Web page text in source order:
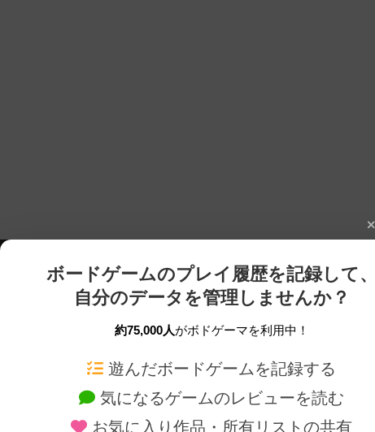
ボードゲームのプレイ履歴を記録して、
自分のデータを管理しませんか？
約75,000人がボドゲーマを利用中！
遊んだボードゲームを記録する
気になるゲームのレビューを読む
お気に入り作品・所有リストの共有
ボードゲームを検索する 新作・再入荷情報